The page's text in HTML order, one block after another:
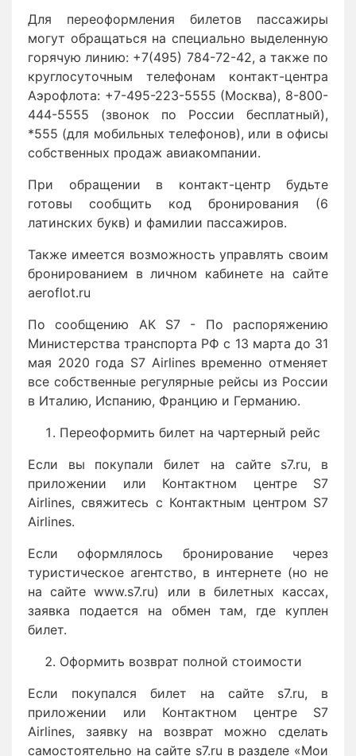
Для переоформления билетов пассажиры
могут обращаться на специально выделенную
горячую линию: +7(495) 784-72-42, а также по
круглосуточным телефонам контакт-центра
Аэрофлота: +7-495-223-5555 (Москва), 8-800-
444-5555 (звонок по России бесплатный),
*555 (для мобильных телефонов), или в офисы
собственных продаж авиакомпании.
При обращении в контакт-центр будьте
готовы сообщить код бронирования (6
латинских букв) и фамилии пассажиров.
Также имеется возможность управлять своим
бронированием в личном кабинете на сайте
aeroflot.ru
По сообщению АК S7 - По распоряжению
Министерства транспорта РФ с 13 марта до 31
мая 2020 года S7 Airlines временно отменяет
все собственные регулярные рейсы из России
в Италию, Испанию, Францию и Германию.
Переоформить билет на чартерный рейс
Если вы покупали билет на сайте s7.ru, в
приложении или Контактном центре S7
Airlines, свяжитесь с Контактным центром S7
Airlines.
Если оформлялось бронирование через
туристическое агентство, в интернете (но не
на сайте www.s7.ru) или в билетных кассах,
заявка подается на обмен там, где куплен
билет.
Оформить возврат полной стоимости
Если покупался билет на сайте s7.ru, в
приложении или Контактном центре S7
Airlines, заявку на возврат можно сделать
самостоятельно на сайте s7.ru в разделе «Мои